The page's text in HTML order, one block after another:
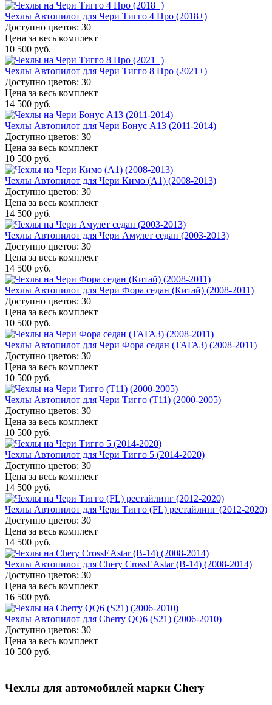
Чехлы Автопилот для Чери Тигго 4 Про (2018+)
Доступно цветов: 30
Цена за весь комплект
10 500 руб.
Чехлы Автопилот для Чери Тигго 8 Про (2021+)
Доступно цветов: 30
Цена за весь комплект
14 500 руб.
Чехлы Автопилот для Чери Бонус A13 (2011-2014)
Доступно цветов: 30
Цена за весь комплект
10 500 руб.
Чехлы Автопилот для Чери Кимо (A1) (2008-2013)
Доступно цветов: 30
Цена за весь комплект
14 500 руб.
Чехлы Автопилот для Чери Амулет седан (2003-2013)
Доступно цветов: 30
Цена за весь комплект
14 500 руб.
Чехлы Автопилот для Чери Фора седан (Китай) (2008-2011)
Доступно цветов: 30
Цена за весь комплект
10 500 руб.
Чехлы Автопилот для Чери Фора седан (ТАГАЗ) (2008-2011)
Доступно цветов: 30
Цена за весь комплект
10 500 руб.
Чехлы Автопилот для Чери Тигго (Т11) (2000-2005)
Доступно цветов: 30
Цена за весь комплект
10 500 руб.
Чехлы Автопилот для Чери Тигго 5 (2014-2020)
Доступно цветов: 30
Цена за весь комплект
14 500 руб.
Чехлы Автопилот для Чери Тигго (FL) рестайлинг (2012-2020)
Доступно цветов: 30
Цена за весь комплект
14 500 руб.
Чехлы Автопилот для Chery CrossEAstar (В-14) (2008-2014)
Доступно цветов: 30
Цена за весь комплект
16 500 руб.
Чехлы Автопилот для Cherry QQ6 (S21) (2006-2010)
Доступно цветов: 30
Цена за весь комплект
10 500 руб.
Чехлы для автомобилей марки Chery